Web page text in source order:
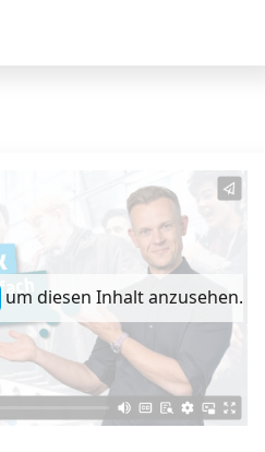
um diesen Inhalt anzusehen.